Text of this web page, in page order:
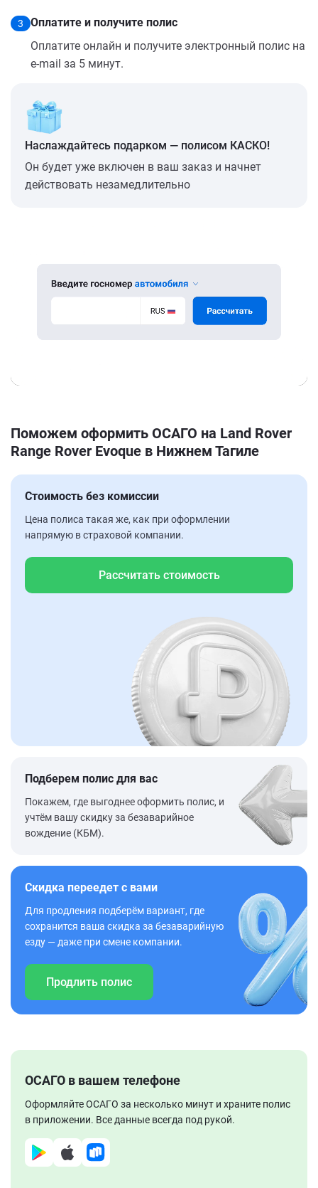
3
Оплатите и получите полис
Оплатите онлайн и получите электронный полис на
e-mail за 5 минут.
Наслаждайтесь подарком — полисом КАСКО!
Он будет уже включен в ваш заказ и начнет
действовать незамедлительно
Поможем оформить ОСАГО на Land Rover
Range Rover Evoque в Нижнем Тагиле
Стоимость без комиссии
Цена полиса такая же, как при оформлении
напрямую в страховой компании.
Рассчитать стоимость
Подберем полис для вас
Покажем, где выгоднее оформить полис, и
учтём вашу скидку за безаварийное
вождение (КБМ).
Скидка переедет с вами
Для продления подберём вариант, где
сохранится ваша скидка за безаварийную
езду — даже при смене компании.
Продлить полис
ОСАГО в вашем телефоне
Оформляйте ОСАГО за несколько минут и храните полис
в приложении. Все данные всегда под рукой.